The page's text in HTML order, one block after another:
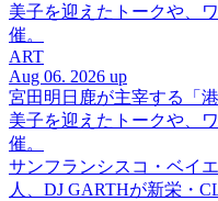
美子を迎えたトークや、
催。
ART
Aug 06. 2026 up
宮田明日鹿が主宰する「
美子を迎えたトークや、
催。
サンフランシスコ・ベイ
人、DJ GARTHが新栄・